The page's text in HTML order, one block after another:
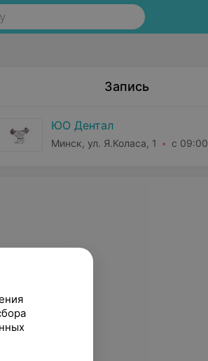
Запись
ЮО Дентал
Минск, ул. Я.Коласа, 1 с 09:00